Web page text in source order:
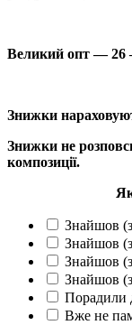
Великий опт — 26 –
Знижки
Знижки не
композиції.
Знайшов
Знайшов
Знайшов
Знайшов
Порадили
Вже не